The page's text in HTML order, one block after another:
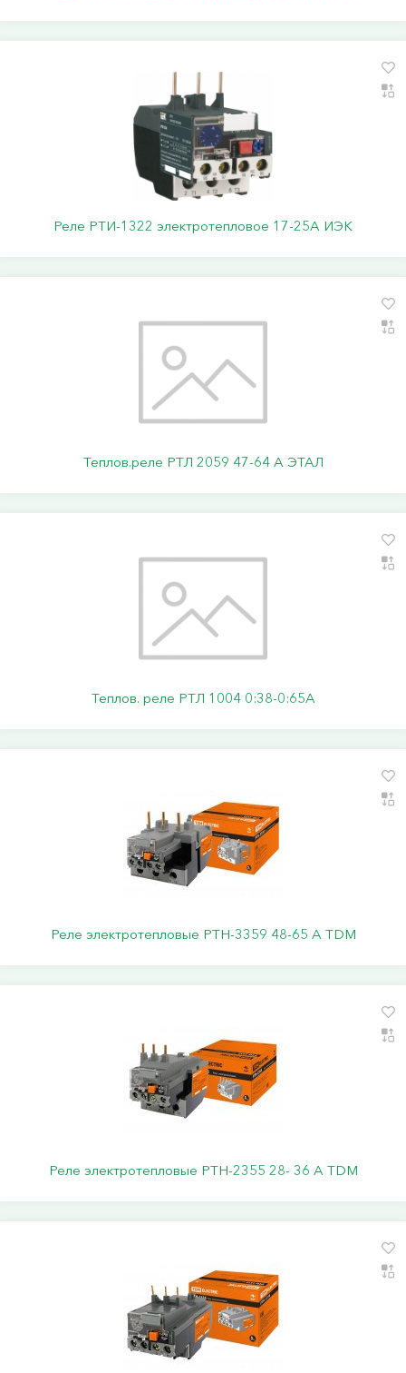
Реле РТИ-1322 электротепловое 17-25А ИЭК
Теплов.реле РТЛ 2059 47-64 А ЭТАЛ
Теплов. реле РТЛ 1004 0:38-0:65А
Реле электротепловые РТН-3359 48-65 А TDM
Реле электротепловые РТН-2355 28- 36 А TDM